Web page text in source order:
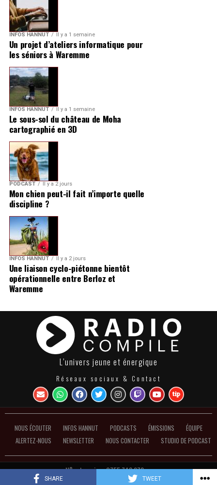
SHARE TWEET
INFOS HANNUT Il y a 1 semaine
Un projet d’ateliers informatique pour
les séniors à Waremme
INFOS HANNUT Il y a 1 semaine
Le sous-sol du château de Moha
cartographié en 3D
PODCAST Il y a 2 jours
Mon chien peut-il fait n’importe quelle
discipline ?
INFOS HANNUT Il y a 2 jours
Une liaison cyclo-piétonne bientôt
opérationnelle entre Berloz et
Waremme
L’univers jeune et énergique
Réseaux sociaux & Contact
NOUS ÉCOUTER INFOS HANNUT PODCASTS ÉMISSIONS
ÉQUIPE
ALERTEZ-NOUS
NEWSLETTER NOUS CONTACTER STUDIO DE PODCAST
N°entreprise : 0755.748.972 ●
Politique de confidentialité et de gestion des cookies